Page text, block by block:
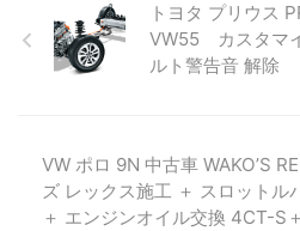
トヨタ プリウス
VW55 カスタマ
ルト警告音 解除
VW ポロ 9N 中古車 WAKO’S
ズ レックス施工 ＋ スロットル
＋ エンジンオイル交換 4CT-S